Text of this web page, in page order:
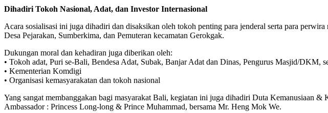
Dihadiri Tokoh Nasional, Adat, dan Investor Internasional
Acara sosialisasi ini juga dihadiri dan disaksikan oleh tokoh penting para jenderal serta para
Desa Pejarakan, Sumberkima, dan Pemuteran kecamatan Gerokgak.
Dukungan moral dan kehadiran juga diberikan oleh:
• Tokoh adat, Puri se-Bali, Bendesa Adat, Subak, Banjar Adat dan Dinas, Pengurus Masjid/DKM,
• Kementerian Komdigi
• Organisasi kemasyarakatan dan tokoh nasional
Yang sangat membanggakan bagi masyarakat Bali, kegiatan ini juga dihadiri Duta Kemanusiaan
Ambassador : Princess Long-long & Prince Muhammad, bersama Mr. Heng Mok We.